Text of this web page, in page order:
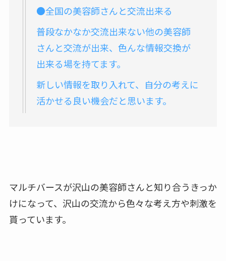
●全国の美容師さんと交流出来る
普段なかなか交流出来ない他の美容師
さんと交流が出来、色んな情報交換が
出来る場を持てます。
新しい情報を取り入れて、自分の考えに
活かせる良い機会だと思います。
マルチバースが沢山の美容師さんと知り合うきっか
けになって、沢山の交流から色々な考え方や刺激を
貰っています。